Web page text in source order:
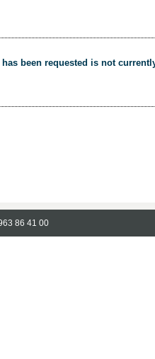
been requested is not
86 41 00